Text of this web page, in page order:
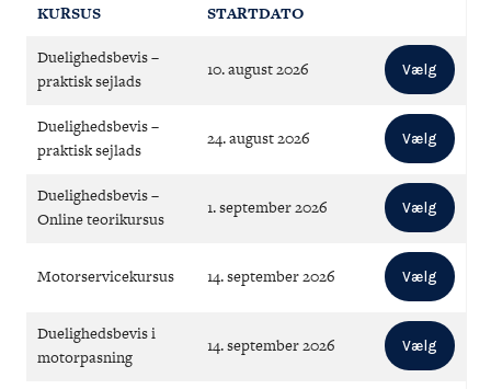
KURSUS STARTDATO
Duelighedsbevis –
praktisk sejlads
10. august 2026 Vælg
Duelighedsbevis –
praktisk sejlads
24. august 2026 Vælg
Duelighedsbevis –
Online teorikursus
1. september 2026 Vælg
Motorservicekursus 14. september 2026 Vælg
Duelighedsbevis i
motorpasning
14. september 2026 Vælg